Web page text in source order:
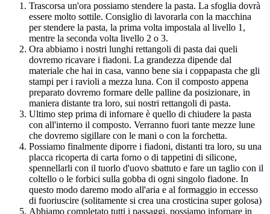
Trascorsa un'ora possiamo stendere la pasta. La sfoglia dovrà
essere molto sottile. Consiglio di lavorarla con la macchina
per stendere la pasta, la prima volta impostala al livello 1,
mentre la seconda volta livello 2 o 3.
Ora abbiamo i nostri lunghi rettangoli di pasta dai queli
dovremo ricavare i fiadoni. La grandezza dipende dal
materiale che hai in casa, vanno bene sia i coppapasta che gli
stampi per i ravioli a mezza luna. Con il composto appena
preparato dovremo formare delle palline da posizionare, in
maniera distante tra loro, sui nostri rettangoli di pasta.
Ultimo step prima di infornare è quello di chiudere la pasta
con all'interno il composto. Verranno fuori tante mezze lune
che dovremo sigillare con le mani o con la forchetta.
Possiamo finalmente diporre i fiadoni, distanti tra loro, su una
placca ricoperta di carta forno o di tappetini di silicone,
spennellarli con il tuorlo d'uovo sbattuto e fare un taglio con il
coltello o le forbici sulla gobba di ogni singolo fiadone. In
questo modo daremo modo all'aria e al formaggio in eccesso
di fuoriuscire (solitamente si crea una crosticina super golosa)
Abbiamo completato tutti i passaggi, possiamo infornare in